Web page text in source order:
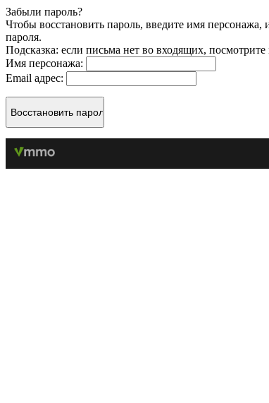
Забыли пароль?
Чтобы восстановить пароль, введите имя
пароля.
Подсказка: если письма нет во входящих,
Имя персонажа:
Email адрес: